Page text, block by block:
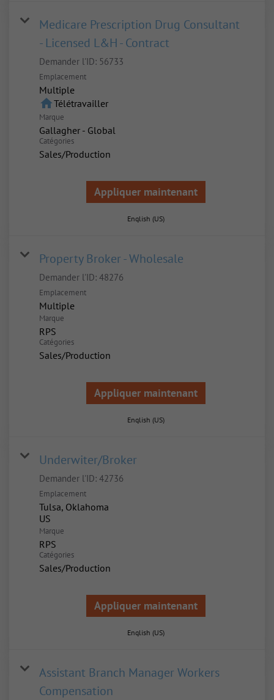
Medicare Prescription Drug Consultant
- Licensed L&H - Contract
Demander l'ID: 56733
Emplacement
Multiple
homeTélétravailler
Marque
Gallagher - Global
Catégories
Sales/Production
Appliquer maintenant
English (US)
Property Broker - Wholesale
Demander l'ID: 48276
Emplacement
Multiple
Marque
RPS
Catégories
Sales/Production
Appliquer maintenant
English (US)
Underwiter/Broker
Demander l'ID: 42736
Emplacement
Tulsa, Oklahoma
Marque
RPS
Catégories
Sales/Production
Appliquer maintenant
English (US)
Assistant Branch Manager Workers
Compensation